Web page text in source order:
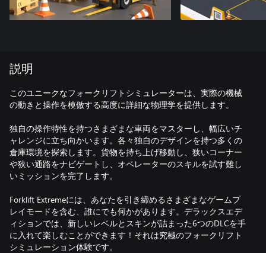
説明
このユニークなフォークリフトシミュレーターは、実際の機械
の動きと操作を模倣する高度に詳細な物理学を提供します。
独自の操作特性を持つさまざまな車両をマスターし、幅広いチ
ャレンジに立ち向かいます。各々独自のデザインを持つ多くの
倉庫環境を探索します。貨物を持ち上げ移動し、狭いコーナー
や狭い通路をナビゲートし、オペレーターのスキルを試す難し
いミッションを完了します。
Forklift Extremeには、あなたを引き締めるさまざまなゲームプ
レイモードを含む、誰にでも何かがあります。デラックスエデ
ィションでは、新しいレベルとスキンが詰まった6つのDLCを手
に入れて楽しむことができます！それは究極のフォークリフト
シミュレーション体験です。